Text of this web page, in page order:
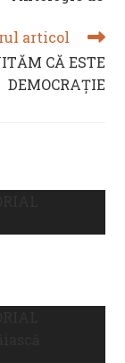
articol
CĂ ESTE
DEMOCRAȚIE